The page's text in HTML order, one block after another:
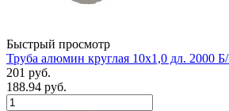
Быстрый просмотр
Труба алюмин круглая 10х1,0 дл. 2000
201 руб.
188.94 руб.